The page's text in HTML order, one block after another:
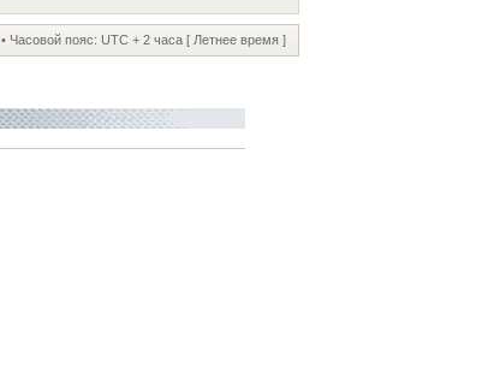
• Часовой пояс: UTC + 2 часа [ Летнее время ]